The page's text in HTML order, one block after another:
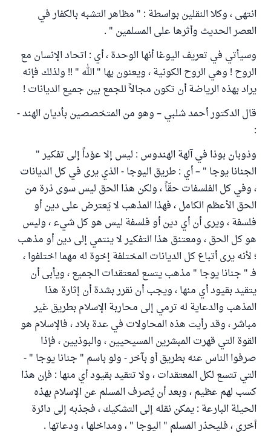
انتهى ، وكلا النقلين بواسطة : " مظاهر التشبه بالكفار في
العصر الحديث وأثرها على المسلمين " .
وسيأتي في تعريف اليوغا أنها الوحدة ، أي : اتحاد الإنسان مع
الروح ! وهي الروح الكونية ، ويعنون بها " الله " !! ولذلك فإنه
يراد بهذه الرياضة أن تكون مجالاً للجمع بين جميع الديانات !
قال الدكتور أحمد شلبي – وهو من المتخصصين بأديان الهند -
:
وذوبان بوذا في آلهة الهندوس : ليس إلا عوْداً إلى تفكير "
الجنانا يوجا " – أي : طريق اليوجا - الذي يرى في كل الديانات
، وفي كل الفلسفات حقّاً ، ولكن هذا الحق ليس سوى ذرة من
الحق الأعظم الكامل ، فهذا المذهب لا يَعترض على دين أو
فلسفة ، ويرى أن أي دين أو فلسفة ليس هو كل شيء ، وليس
هو كل الحق ، ومعتنق هذا التفكير لا ينتمي إلى دين أو مذهب
؛ لأنه يرى أتباع كل الديانات المختلفة إخوة له مهما اختلفوا ،
فـ " جنانا يوجا " مذهب يتسع لمعتقدات الجميع ، ويأبى أن
يتقيد بقيود أي منها ، ويجب أن نقرر بشدة أن إثارة هذا
المذهب والدعاية له ترمي إلى محاربة الإسلام بطريق غير
مباشر ، وقد رأيت هذه المحاولات في عدة بلاد ، فالإسلام هو
القوة التي قهرت المبشرين المسيحيين ، والبوذيين ، فإذا
صرفوا الناس عنه بطريق أو بآخر - ولو باسم " جنانا يوجا " -
التي تتسع لكل المعتقدات ، ولا تتقيد بقيود أي منها : فإن هذا
كسب لهم عظيم ، وبعد أن يُصرف المسلم عن الإسلام بهذه
الحيلة البارعة : يمكن نقله إلى التشكيك ، فجذبه إلى دائرة
أخرى ، فليحذر المسلم " اليوجا " ، ومداخلها ، ودعاتها .